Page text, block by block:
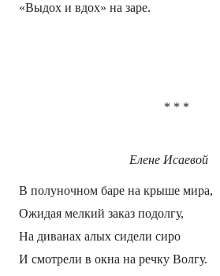
«Выдох и вдох» на заре.
* * *
Елене Исаевой
В полуночном баре на крыше мира,
Ожидая мелкий заказ подолгу,
На диванах алых сидели сиро
И смотрели в окна на речку Волгу.